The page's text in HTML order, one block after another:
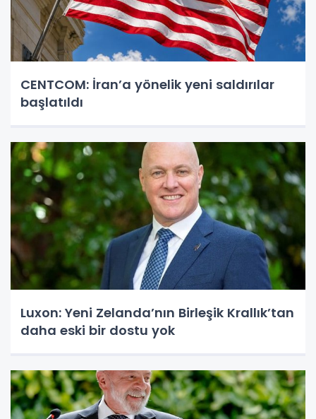
CENTCOM: İran’a yönelik yeni saldırılar
başlatıldı
Luxon: Yeni Zelanda’nın Birleşik Krallık’tan
daha eski bir dostu yok